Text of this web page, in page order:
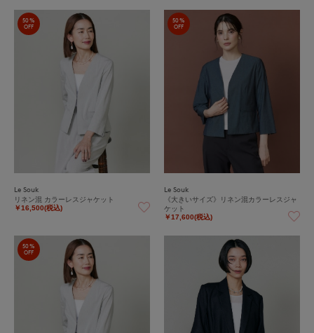
50%
OFF
Le Souk
リネン混 カラーレスジャケット
￥16,500(税込)
50%
OFF
Le Souk
《大きいサイズ》リネン混カラーレスジャ
ケット
￥17,600(税込)
50%
OFF